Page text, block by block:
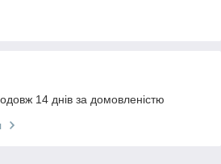
14 днів за домовленістю